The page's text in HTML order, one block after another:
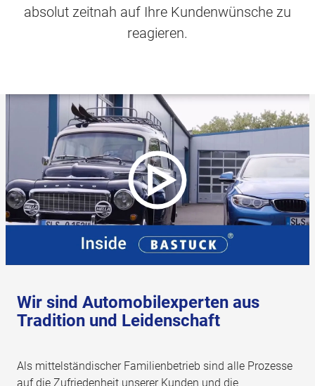
absolut zeitnah auf Ihre Kundenwünsche zu
reagieren.
Wir sind Automobilexperten aus
Tradition und Leidenschaft
Als mittelständischer Familienbetrieb sind alle Prozesse
auf die Zufriedenheit unserer Kunden und die